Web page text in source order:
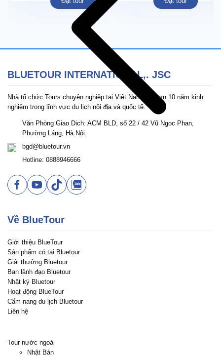
BLUETOUR INTERNATIONAL,. JSC
Nhà tổ chức Tours chuyên nghiệp tại Việt Nam với hơn 10 năm kinh
nghiệm trong lĩnh vực du lịch nội địa và quốc tế.
Văn Phòng Giao Dịch: ACM BLD, số 22 / 42 Vũ Ngọc Phan,
Phường Láng, Hà Nội.
bgd@bluetour.vn
Hotline: 0888946666
Về BlueTour
Giới thiệu BlueTour
Sản phẩm có tại Bluetour
Giải thưởng Bluetour
Ban lãnh đạo Bluetour
Nhật ký Bluetour
Hoạt động BlueTour
Cẩm nang du lịch Bluetour
Liên hệ
Tour nước ngoài
Nhật Bản